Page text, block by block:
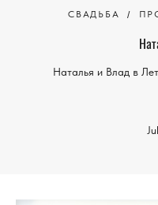
СВАДЬБА
Наталья и Влад в